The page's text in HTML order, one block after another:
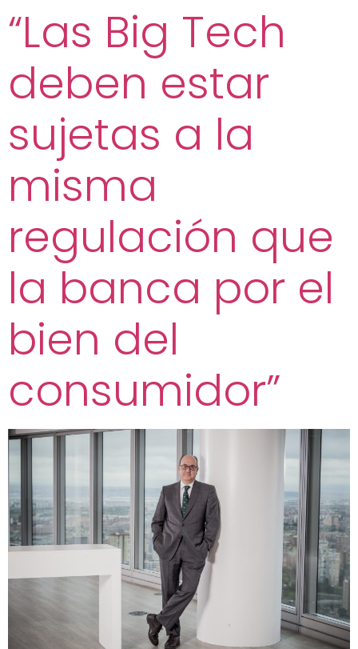
“Las Big Tech
deben estar
sujetas a la
misma
regulación que
la banca por el
bien del
consumidor”